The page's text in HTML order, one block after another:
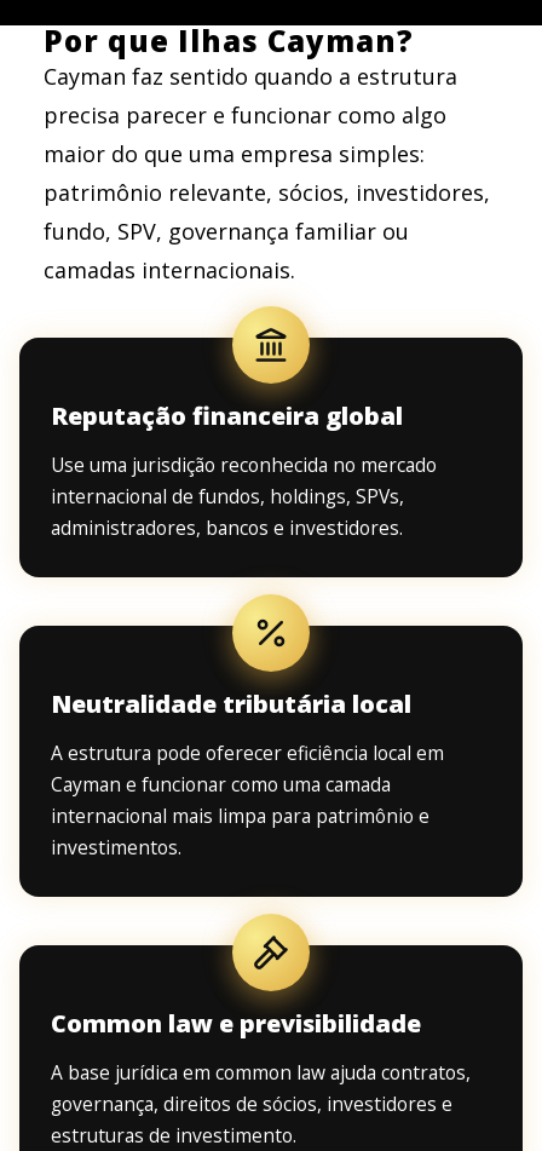
Por que Ilhas Cayman?
Cayman faz sentido quando a estrutura
precisa parecer e funcionar como algo
maior do que uma empresa simples:
patrimônio relevante, sócios, investidores,
fundo, SPV, governança familiar ou
camadas internacionais.
Reputação financeira global
Use uma jurisdição reconhecida no mercado
internacional de fundos, holdings, SPVs,
administradores, bancos e investidores.
Neutralidade tributária local
A estrutura pode oferecer eficiência local em
Cayman e funcionar como uma camada
internacional mais limpa para patrimônio e
investimentos.
Common law e previsibilidade
A base jurídica em common law ajuda contratos,
governança, direitos de sócios, investidores e
estruturas de investimento.